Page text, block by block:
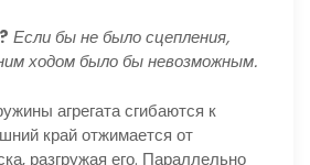
Если бы не было сцепления,
ходом было бы невозможным.
агрегата сгибаются к
край отжимается от
разгружая его. Параллельно